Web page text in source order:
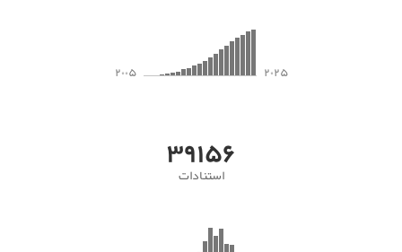
۲۰۰۵ ۲۰۲۵
۳۹۱۵۶
استنادات